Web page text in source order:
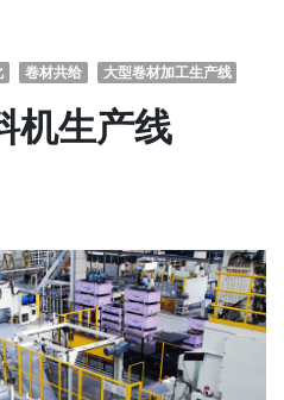
卷材共给 大型卷材加工生产线
机生产线